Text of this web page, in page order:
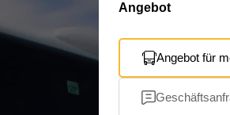
Angebot
Angebot für